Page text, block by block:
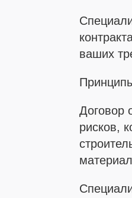
ваших
Договор
рисков,